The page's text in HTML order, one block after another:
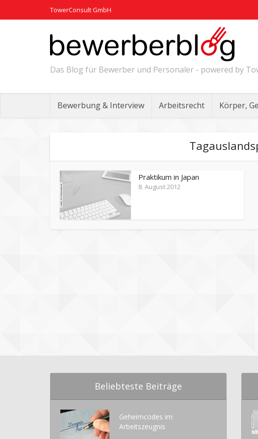
TowerConsult GmbH
Das Blog für Bewerber und Personaler - powered by
Bewerbung & Interview Arbeitsrecht Körper,
Praktikum in Japan
8. August 2012
Beliebteste Beiträge
Geheimcodes im
Arbeitszeugnis